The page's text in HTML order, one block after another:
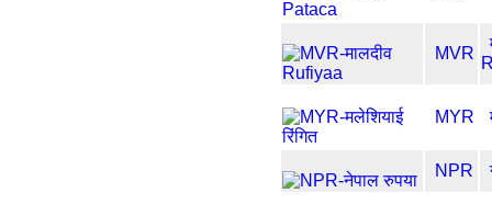
MVR
MYR
NPR